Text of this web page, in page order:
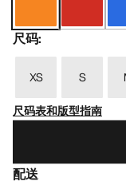
尺码:
XS S
尺码表和版型指南
配送